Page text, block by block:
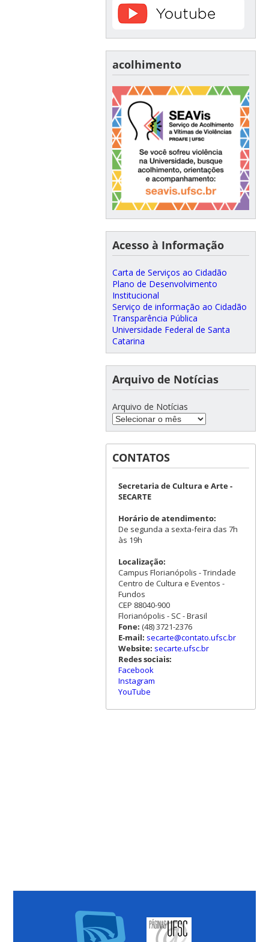
acolhimento
Acesso à Informação
Carta de Serviços ao Cidadão
Plano de Desenvolvimento
Institucional
Serviço de informação ao Cidadão
Transparência Pública
Universidade Federal de Santa
Catarina
Arquivo de Notícias
Arquivo de Notícias
CONTATOS
Secretaria de Cultura e Arte -
SECARTE
Horário de atendimento:
De segunda a sexta-feira das 7h
às 19h
Localização:
Campus Florianópolis - Trindade
Centro de Cultura e Eventos -
Fundos
CEP 88040-900
Florianópolis - SC - Brasil
Fone: (48) 3721-2376
E-mail: secarte@contato.ufsc.br
Website: secarte.ufsc.br
Redes sociais:
Facebook
Instagram
YouTube